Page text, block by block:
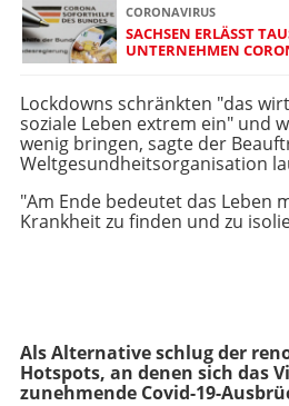
CORONAVIRUS
SACHSEN ERLÄSST
UNTERNEHMEN
Lockdowns schränkten "das
soziale Leben extrem ein" und
wenig bringen, sagte der
Weltgesundheitsorganisation
"Am Ende bedeutet das Leben
Krankheit zu finden und zu
Als Alternative schlug der
Hotspots, an denen sich das
zunehmende Covid-19-